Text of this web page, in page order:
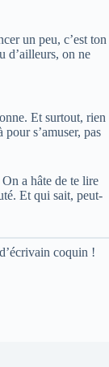
un peu, c’est ton
d’ailleurs, on ne
Et surtout, rien
s’amuser, pas
a hâte de te lire
Et qui sait, peut-
coquin !